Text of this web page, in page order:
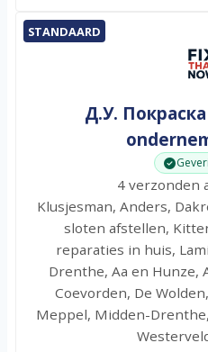
STANDAARD
Д.У.
4 verzonden
Klusjesman, Anders,
sloten afstellen,
reparaties in huis,
Drenthe, Aa en Hunze,
Coevorden, De
Meppel, Midden-